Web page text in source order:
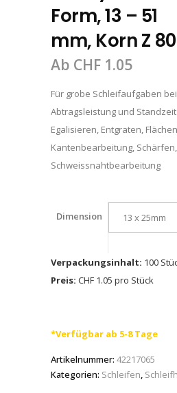
Form, 13 – 51
mm, Korn Z 80
Ab CHF 1.05
Für grobe Schleifaufgaben
Abtragsleistung und
Egalisieren, Entgraten,
Kantenbearbeitung, Schärfen,
Schweissnahtbearbeitung
Dimension 13 x 25mm
Verpackungsinhalt: 100
Preis: CHF 1.05 pro Stück
*Verfügbar ab 5-8 Tage
Artikelnummer: 42217065
Kategorien: Schleifen,